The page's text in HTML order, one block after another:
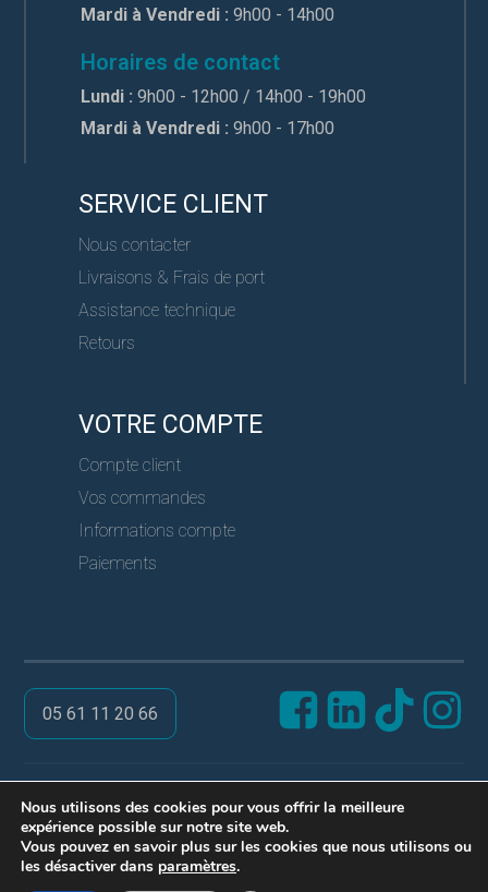
Mardi à Vendredi : 9h00 - 14h00
Horaires de contact
Lundi : 9h00 - 12h00 / 14h00 - 19h00
Mardi à Vendredi : 9h00 - 17h00
SERVICE CLIENT
Nous contacter
Livraisons & Frais de port
Assistance technique
Retours
VOTRE COMPTE
Compte client
Vos commandes
Informations compte
Paiements
05 61 11 20 66
@ PRO SERVICES CLES
Réalisation ARPEGA
Mentions légales
Nous utilisons des cookies pour vous offrir la meilleure
expérience possible sur notre site web.
Vous pouvez en savoir plus sur les cookies que nous utilisons ou
les désactiver dans paramètres.